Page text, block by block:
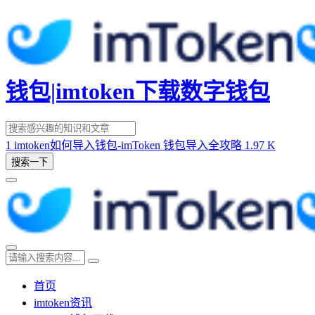
钱包|imtoken下载数字钱包
1 imtoken如何导入钱包-imToken 钱包导入全攻略 1.97 K
搜索一下
首页
imtoken资讯